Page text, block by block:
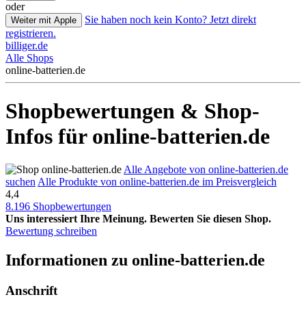
oder
Weiter mit Apple
Sie haben noch kein Konto? Jetzt direkt
registrieren.
billiger.de
Alle Shops
online-batterien.de
Shopbewertungen & Shop-
Infos für online-batterien.de
Alle Angebote von online-batterien.de
suchen Alle Produkte von online-batterien.de im Preisvergleich
4,4
8.196 Shopbewertungen
Uns interessiert Ihre Meinung. Bewerten Sie diesen Shop.
Bewertung schreiben
Informationen zu online-batterien.de
Anschrift